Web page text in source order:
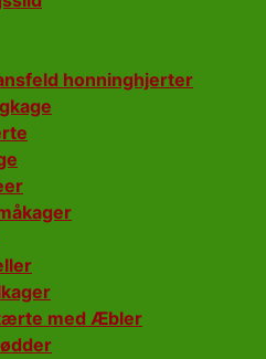
honninghjerter
med Æbler